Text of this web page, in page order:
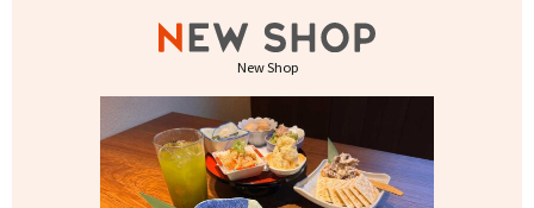
New Shop